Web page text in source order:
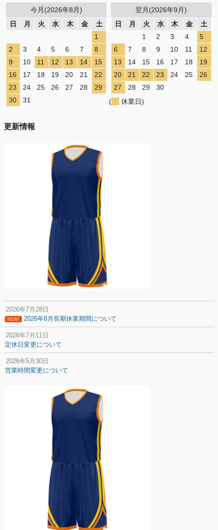
今月(2026年8月)
日
月 火 水 木 金
土
1
2
3 4 5 6 7
8
9
10 11 12 13 14
15
16
17 18 19 20 21
22
23
24 25 26 27 28
29
30
31
翌月(2026年9月)
日
月 火 水 木 金
土
1
2 3 4
5
6
7 8 9 10 11
12
13
14 15 16 17 18
19
20
21 22 23 24 25
26
27
28 29
30
(
休業日)
更新情報
2026年7月28日
NEW! 2026年8月長期休業期間について
2026年7月11日
定休日変更について
2026年5月30日
営業時間変更について
納期遅延について
2025年12月11日
年末年始の休業期間について